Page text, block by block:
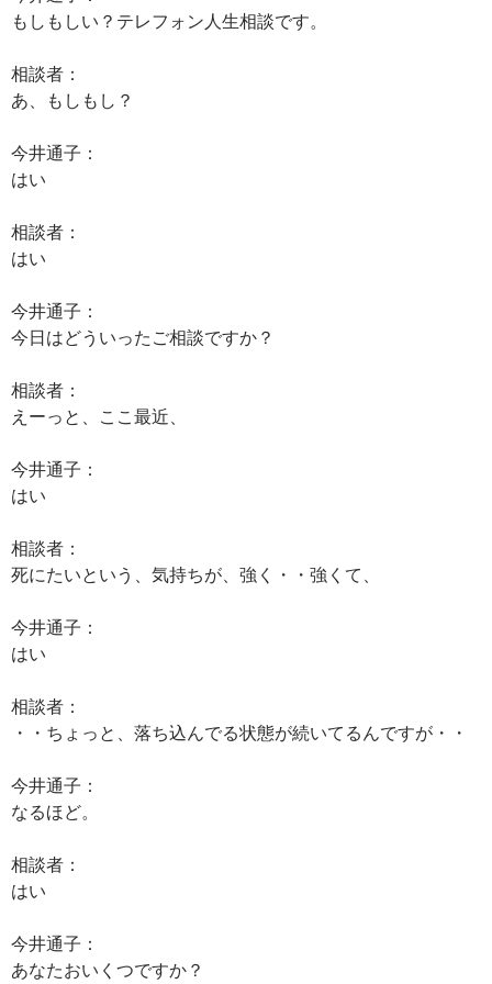
もしもしい？テレフォン人生相談です。
相談者：
あ、もしもし？
今井通子：
はい
相談者：
はい
今井通子：
今日はどういったご相談ですか？
相談者：
えーっと、ここ最近、
今井通子：
はい
相談者：
死にたいという、気持ちが、強く・・強くて、
今井通子：
はい
相談者：
・・ちょっと、落ち込んでる状態が続いてるんですが・・
今井通子：
なるほど。
相談者：
はい
今井通子：
あなたおいくつですか？